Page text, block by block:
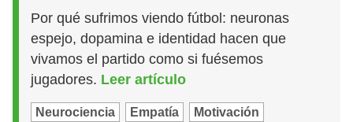
Por qué sufrimos viendo fútbol: neuronas
espejo, dopamina e identidad hacen que
vivamos el partido como si fuésemos
jugadores. Leer artículo
Neurociencia Empatía Motivación